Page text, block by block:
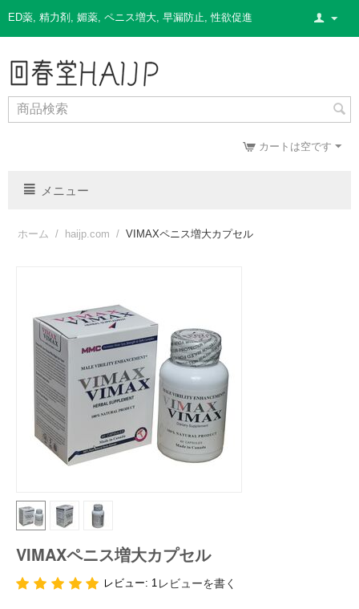
ED薬, 精力剤 , 媚薬, ペニス増大, 早漏防止,性欲促進
カートは空です
メニュー
ホーム / haijp.com / VIMAXペニス増大カプセル
VIMAXペニス増大カプセル
レビュー: 1 レビューを書く